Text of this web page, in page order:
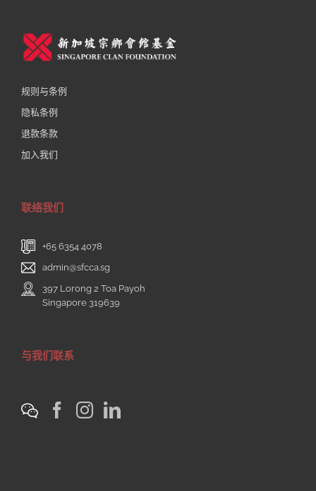
规则与条例
隐私条例
退款条款
加入我们
联络我们
+65 6354 4078
admin@sfcca.sg
397 Lorong 2 Toa Payoh
Singapore 319639
与我们联系